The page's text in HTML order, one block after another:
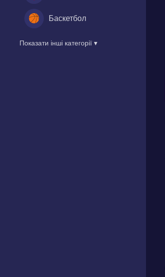
Баскетбол
Показати інші категорії ▾